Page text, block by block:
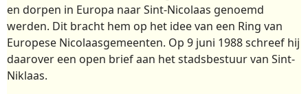
en dorpen in Europa naar Sint-Nicolaas genoemd
werden. Dit bracht hem op het idee van een Ring van
Europese Nicolaasgemeenten. Op 9 juni 1988 schreef hij
daarover een open brief aan het stadsbestuur van Sint-
Niklaas.